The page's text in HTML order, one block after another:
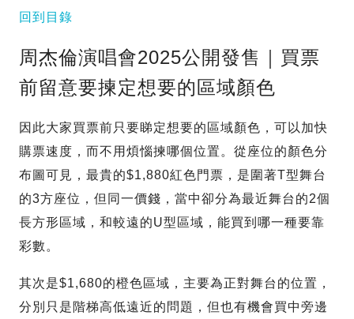
回到目錄
周杰倫演唱會2025公開發售｜買票
前留意要揀定想要的區域顏色
因此大家買票前只要睇定想要的區域顏色，可以加快
購票速度，而不用煩惱揀哪個位置。從座位的顏色分
布圖可見，最貴的$1,880紅色門票，是圍著T型舞台
的3方座位，但同一價錢，當中卻分為最近舞台的2個
長方形區域，和較遠的U型區域，能買到哪一種要靠
彩數。
其次是$1,680的橙色區域，主要為正對舞台的位置，
分別只是階梯高低遠近的問題，但也有機會買中旁邊